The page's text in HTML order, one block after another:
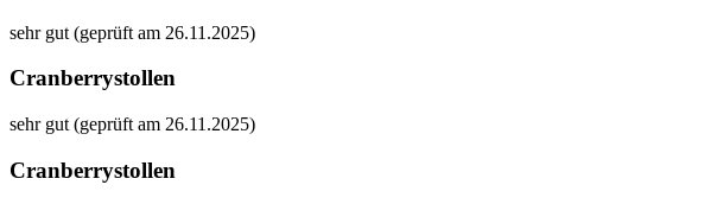
sehr gut (geprüft am 26.11.2025)
Cranberrystollen
sehr gut (geprüft am 26.11.2025)
Cranberrystollen